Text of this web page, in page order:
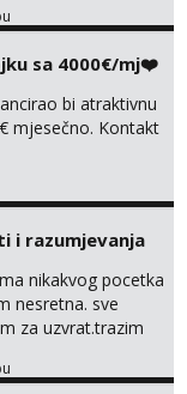
javi što prije da
sa 4000€/mj❤️
bi atraktivnu
mjesečno. Kontakt
i razumjevanja
nikakvog pocetka
nesretna. sve
za uzvrat.trazim
njeznosti i